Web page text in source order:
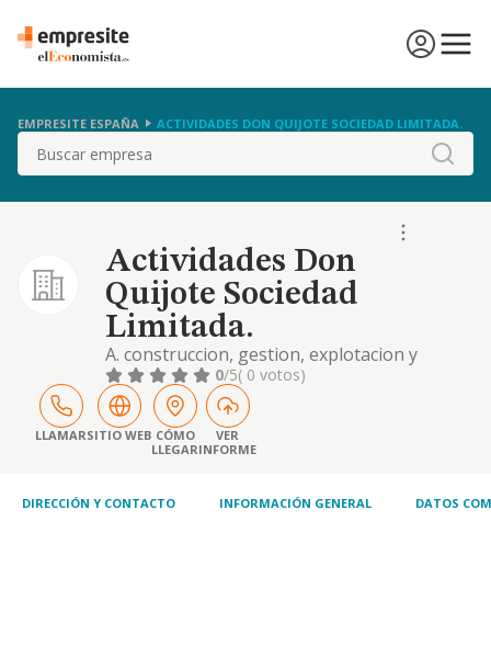
EMPRESITE ESPAÑA ACTIVIDADES DON QUIJOTE SOCIEDAD LIMITADA.
Buscar
Actividades Don
Quijote Sociedad
Limitada.
A. construccion, gestion, explotacion y
administracion de aerodromos, aeropuertos
y centros de vuelo con o sin escuela,
publicos y privados destinados a la aviacion
privada, publica general y deportiva, tanto
terrestres
0/5( 0 votos)
LLAMARSITIO WEB CÓMO
LLEGAR
VER
INFORME
DIRECCIÓN Y CONTACTO INFORMACIÓN GENERAL DATOS